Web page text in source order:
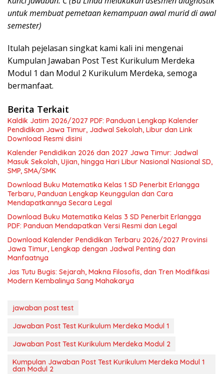
untuk membuat pemetaan kemampuan awal murid di awal
semester)
Itulah pejelasan singkat kami kali ini mengenai
Kumpulan Jawaban Post Test Kurikulum Merdeka
Modul 1 dan Modul 2 Kurikulum Merdeka, semoga
bermanfaat.
Berita Terkait
Kaldik Jatim 2026/2027 PDF: Panduan Lengkap Kalender
Pendidikan Jawa Timur, Jadwal Sekolah, Libur dan Link
Download Resmi disini
Kalender Pendidikan 2026 dan 2027 Jawa Timur: Jadwal
Masuk Sekolah, Ujian, hingga Hari Libur Nasional Nasional SD,
SMP, SMA/SMK
Download Buku Matematika Kelas 1 SD Penerbit Erlangga
Terbaru, Panduan Lengkap Keunggulan dan Cara
Mendapatkannya Secara Legal
Download Buku Matematika Kelas 3 SD Penerbit Erlangga
PDF: Panduan Mendapatkan Versi Resmi dan Legal
Download Kalender Pendidikan Terbaru 2026/2027 Provinsi
Jawa Timur, Lengkap dengan Jadwal Penting dan
Manfaatnya
Jas Tutu Bugis: Sejarah, Makna Filosofis, dan Tren Modifikasi
Modern Kembalinya Sang Mahakarya
jawaban post test
Jawaban Post Test Kurikulum Merdeka Modul 1
Jawaban Post Test Kurikulum Merdeka Modul 2
Kumpulan Jawaban Post Test Kurikulum Merdeka Modul 1
dan Modul 2